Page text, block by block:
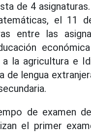
de 4
el 11
entre las
la agricultura e
de lengua
de examen
el primer